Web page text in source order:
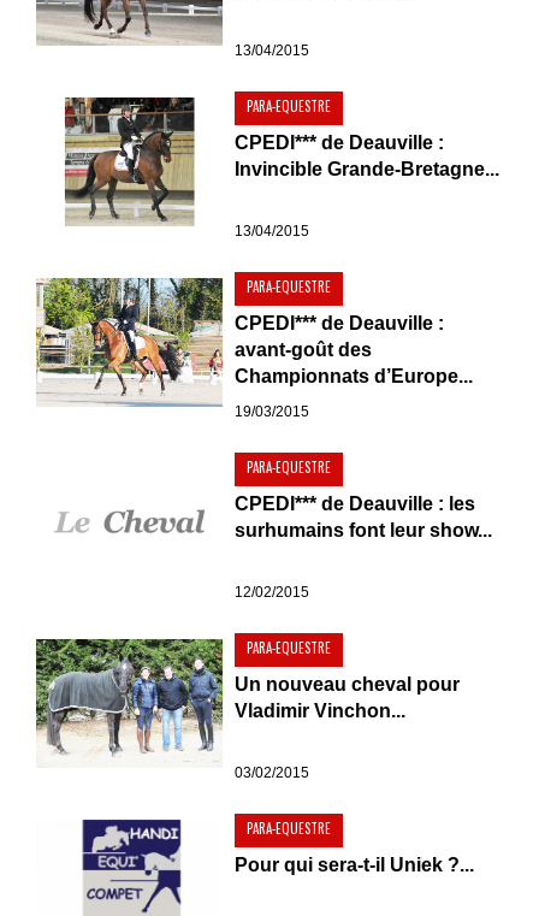
13/04/2015
PARA-EQUESTRE
CPEDI*** de Deauville :
Invincible Grande-Bretagne...
13/04/2015
PARA-EQUESTRE
CPEDI*** de Deauville :
avant-goût des
Championnats d’Europe...
19/03/2015
PARA-EQUESTRE
CPEDI*** de Deauville : les
surhumains font leur show...
12/02/2015
PARA-EQUESTRE
Un nouveau cheval pour
Vladimir Vinchon...
03/02/2015
PARA-EQUESTRE
Pour qui sera-t-il Uniek ?...